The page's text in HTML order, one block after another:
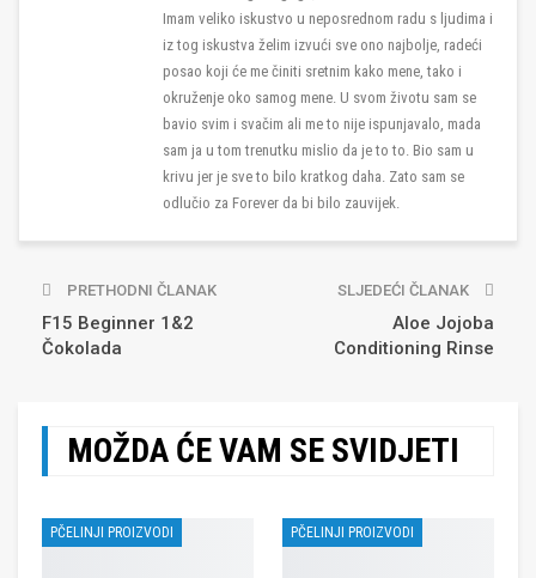
Imam veliko iskustvo u neposrednom radu s ljudima i
iz tog iskustva želim izvući sve ono najbolje, radeći
posao koji će me činiti sretnim kako mene, tako i
okruženje oko samog mene. U svom životu sam se
bavio svim i svačim ali me to nije ispunjavalo, mada
sam ja u tom trenutku mislio da je to to. Bio sam u
krivu jer je sve to bilo kratkog daha. Zato sam se
odlučio za Forever da bi bilo zauvijek.
PRETHODNI ČLANAK
F15 Beginner 1&2
Čokolada
SLJEDEĆI ČLANAK
Aloe Jojoba
Conditioning Rinse
MOŽDA ĆE VAM SE SVIDJETI
PČELINJI PROIZVODI PČELINJI PROIZVODI